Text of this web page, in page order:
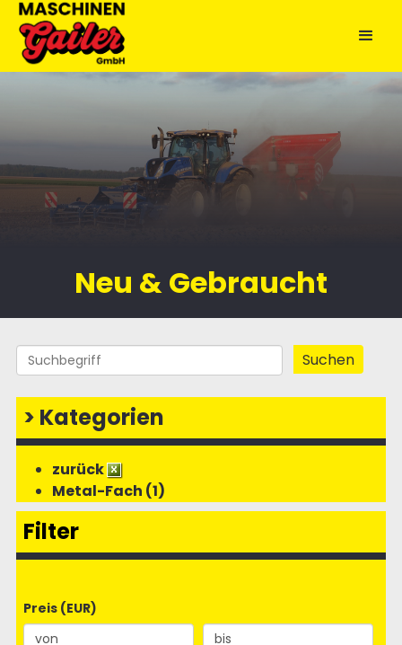
Neu & Gebraucht
> Kategorien
zurück
Metal-Fach (1)
Filter
Preis (EUR)